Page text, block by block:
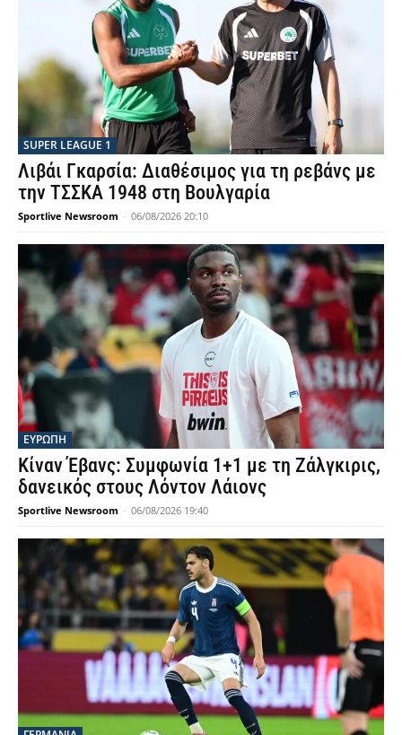
SUPER LEAGUE 1
Λιβάι Γκαρσία: Διαθέσιμος για τη ρεβάνς με
την ΤΣΣΚΑ 1948 στη Βουλγαρία
Sportlive Newsroom - 06/08/2026 20:10
ΕΥΡΩΠΗ
Κίναν Έβανς: Συμφωνία 1+1 με τη Ζάλγκιρις,
δανεικός στους Λόντον Λάιονς
Sportlive Newsroom - 06/08/2026 19:40